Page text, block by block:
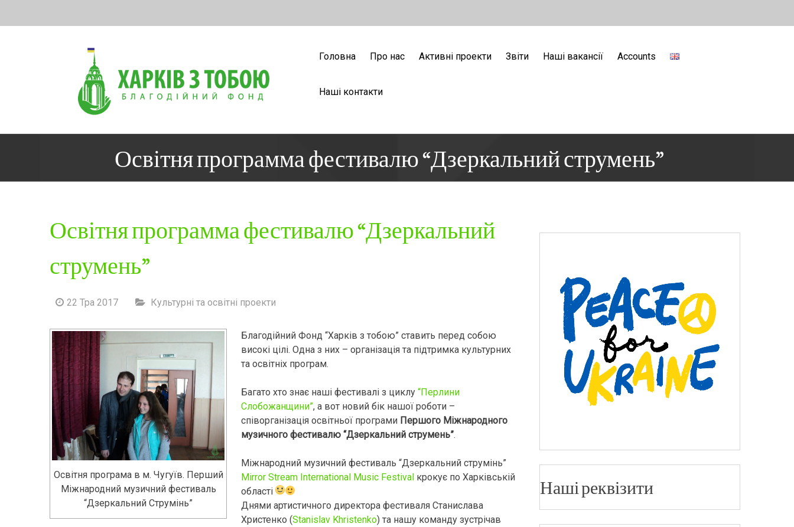
Головна
Про нас Активні проекти Звіти Наші вакансії Accounts
Наші контакти
Освітня программа фестивалю “Дзеркальний струмень”
Освітня программа фестивалю “Дзеркальний
струмень”
22 Тра 2017 Культурні та освітні проекти
Освітня програма в м. Чугуїв. Перший
Міжнародний музичний фестиваль
“Дзеркальний Струмінь”
Благодійний Фонд “Харків з тобою” ставить перед собою
високі цілі. Одна з них – організація та підтримка культурних
та освітніх програм.
Багато хто знає наші фестивалі з циклу “Перлини
Слобожанщини”, а вот новий бік нашої роботи –
співорганізація освітньої програми Першого Міжнародного
музичного фестивалю “Дзеркальний струмень”.
Міжнародний музичний фестиваль “Дзеркальний струмінь”
Mirror Stream International Music Festival крокує по Харківській
області
Днями артистичного директора фестиваля Станислава
Христенко (Stanislav Khristenko) та нашу команду зустрічав
Наші реквізити